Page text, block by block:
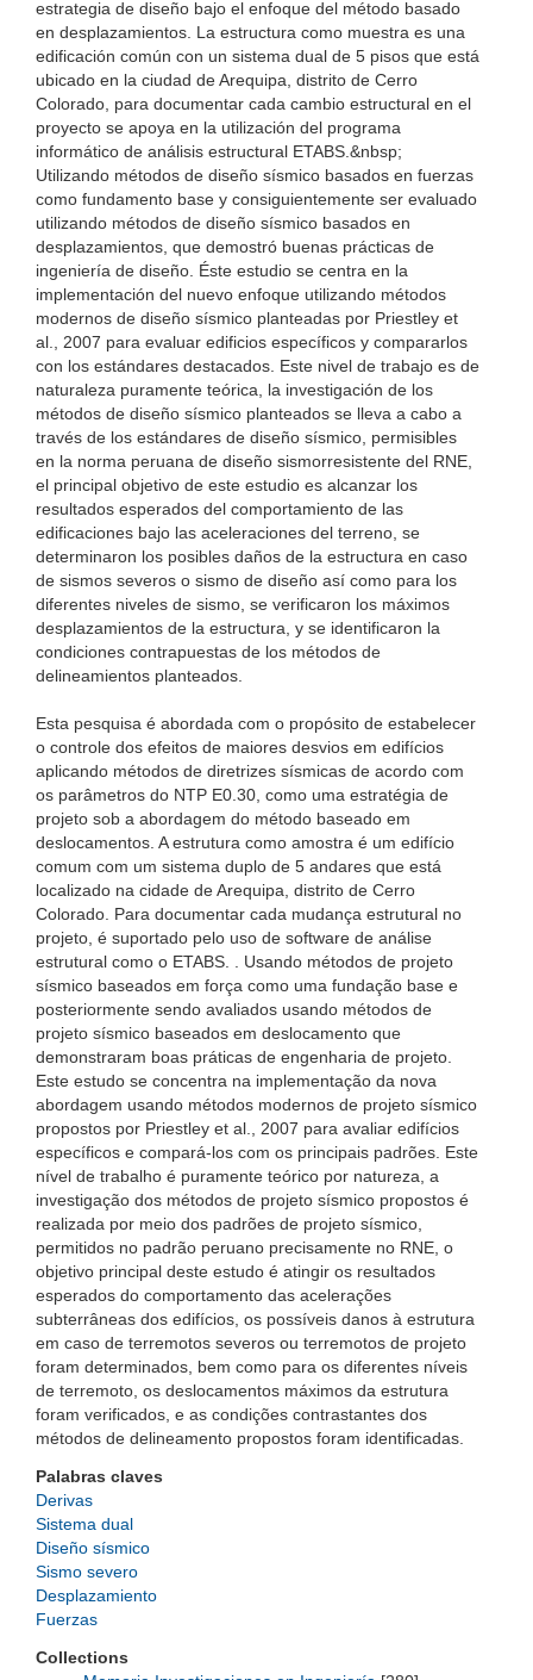
estrategia de diseño bajo el enfoque del método basado
en desplazamientos. La estructura como muestra es una
edificación común con un sistema dual de 5 pisos que está
ubicado en la ciudad de Arequipa, distrito de Cerro
Colorado, para documentar cada cambio estructural en el
proyecto se apoya en la utilización del programa
informático de análisis estructural ETABS.&nbsp;
Utilizando métodos de diseño sísmico basados en fuerzas
como fundamento base y consiguientemente ser evaluado
utilizando métodos de diseño sísmico basados en
desplazamientos, que demostró buenas prácticas de
ingeniería de diseño. Éste estudio se centra en la
implementación del nuevo enfoque utilizando métodos
modernos de diseño sísmico planteadas por Priestley et
al., 2007 para evaluar edificios específicos y compararlos
con los estándares destacados. Este nivel de trabajo es de
naturaleza puramente teórica, la investigación de los
métodos de diseño sísmico planteados se lleva a cabo a
través de los estándares de diseño sísmico, permisibles
en la norma peruana de diseño sismorresistente del RNE,
el principal objetivo de este estudio es alcanzar los
resultados esperados del comportamiento de las
edificaciones bajo las aceleraciones del terreno, se
determinaron los posibles daños de la estructura en caso
de sismos severos o sismo de diseño así como para los
diferentes niveles de sismo, se verificaron los máximos
desplazamientos de la estructura, y se identificaron la
condiciones contrapuestas de los métodos de
delineamientos planteados.
Esta pesquisa é abordada com o propósito de estabelecer
o controle dos efeitos de maiores desvios em edifícios
aplicando métodos de diretrizes sísmicas de acordo com
os parâmetros do NTP E0.30, como uma estratégia de
projeto sob a abordagem do método baseado em
deslocamentos. A estrutura como amostra é um edifício
comum com um sistema duplo de 5 andares que está
localizado na cidade de Arequipa, distrito de Cerro
Colorado. Para documentar cada mudança estrutural no
projeto, é suportado pelo uso de software de análise
estrutural como o ETABS. . Usando métodos de projeto
sísmico baseados em força como uma fundação base e
posteriormente sendo avaliados usando métodos de
projeto sísmico baseados em deslocamento que
demonstraram boas práticas de engenharia de projeto.
Este estudo se concentra na implementação da nova
abordagem usando métodos modernos de projeto sísmico
propostos por Priestley et al., 2007 para avaliar edifícios
específicos e compará-los com os principais padrões. Este
nível de trabalho é puramente teórico por natureza, a
investigação dos métodos de projeto sísmico propostos é
realizada por meio dos padrões de projeto sísmico,
permitidos no padrão peruano precisamente no RNE, o
objetivo principal deste estudo é atingir os resultados
esperados do comportamento das acelerações
subterrâneas dos edifícios, os possíveis danos à estrutura
em caso de terremotos severos ou terremotos de projeto
foram determinados, bem como para os diferentes níveis
de terremoto, os deslocamentos máximos da estrutura
foram verificados, e as condições contrastantes dos
métodos de delineamento propostos foram identificadas.
Palabras claves
Derivas
Sistema dual
Diseño sísmico
Sismo severo
Desplazamiento
Fuerzas
Collections